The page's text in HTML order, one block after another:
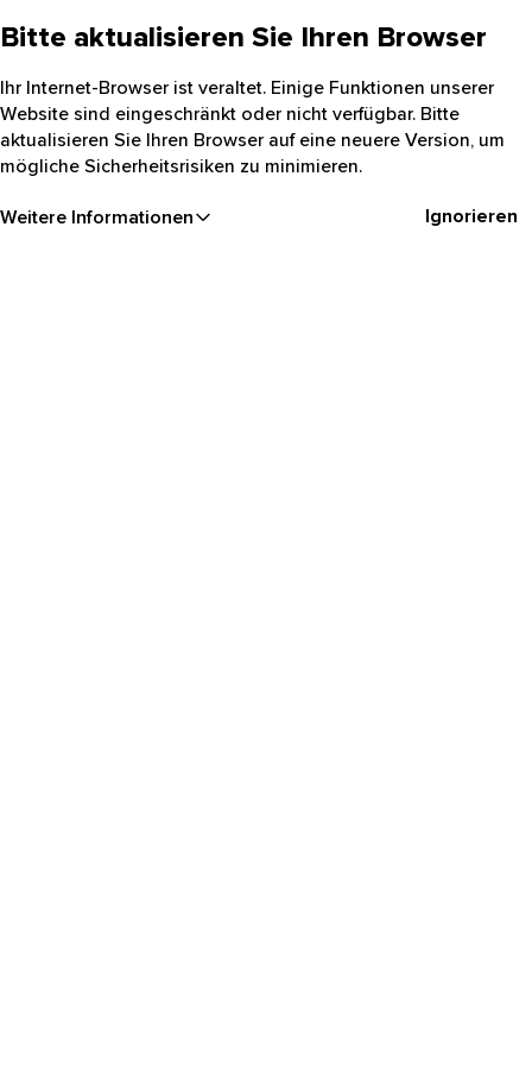
Bitte aktualisieren Sie Ihren Browser
Ihr Internet-Browser ist veraltet. Einige Funktionen unserer
Website sind eingeschränkt oder nicht verfügbar. Bitte
aktualisieren Sie Ihren Browser auf eine neuere Version, um
mögliche Sicherheitsrisiken zu minimieren.
Weitere Informationen Ignorieren